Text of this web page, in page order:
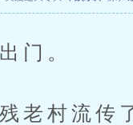
门。
村流传